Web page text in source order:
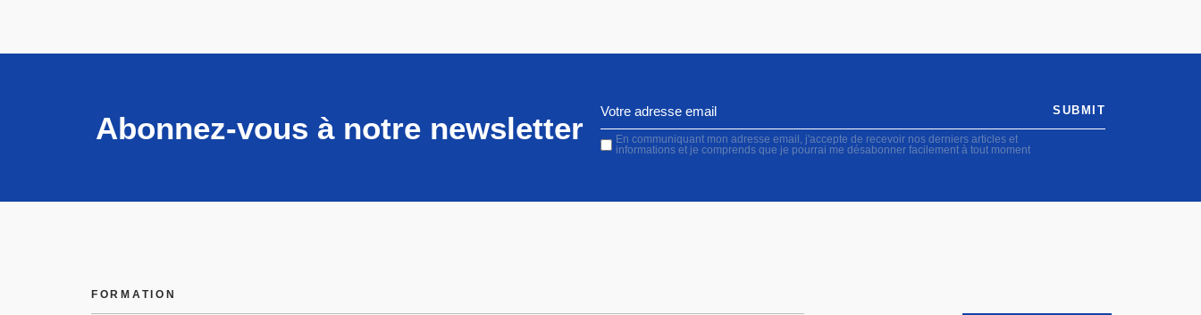
Abonnez-vous à notre newsletter
En communiquant mon adresse email, j'accepte de recevoir nos derniers articles et
informations et je comprends que je pourrai me désabonner facilement à tout moment
SUBMIT
FORMATION